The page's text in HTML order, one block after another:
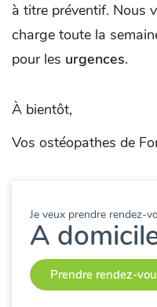
à titre préventif. Nous
charge toute la
pour les urgences.
À bientôt,
Vos ostéopathes de
Je veux prendre rendez-
A
Prendre rendez-